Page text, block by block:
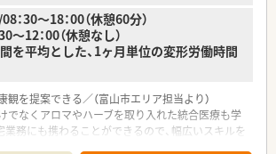
欲に吸収したい方にぴったりです。
ランクがある状態からでも、しっかりとした教育体
心してリスタートを切りたい方です。
：30～18：00（休憩60分）
～12：00（休憩なし）
を平均とした、1ヶ月単位の変形労働時間
観を提案できる／（富山市エリア担当より）
でなくアロマやハーブを取り入れた統合医療も学
業務にも携わることができるので、幅広いスキルを